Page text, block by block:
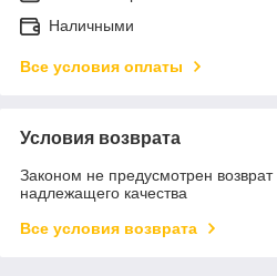
Наличными
Все условия оплаты
Условия возврата
Законом не предусмотрен
надлежащего качества
Все условия возврата